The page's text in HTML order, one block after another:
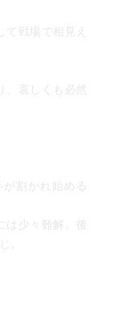
戦場で相見え
、哀しくも必然
割かれ始める
は少々難解。後
。